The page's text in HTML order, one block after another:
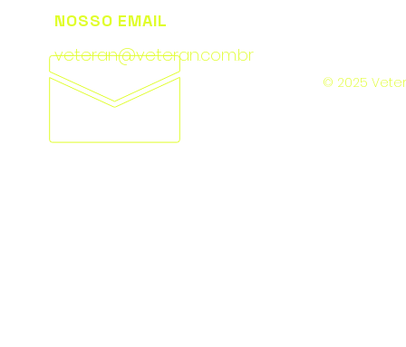
NOSSO EMAIL
veteran@veteran.com.br
© 2025